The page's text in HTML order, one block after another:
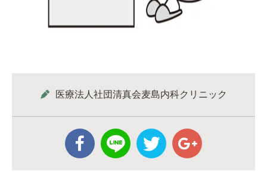
医療法人社団清真会麦島内科クリニック